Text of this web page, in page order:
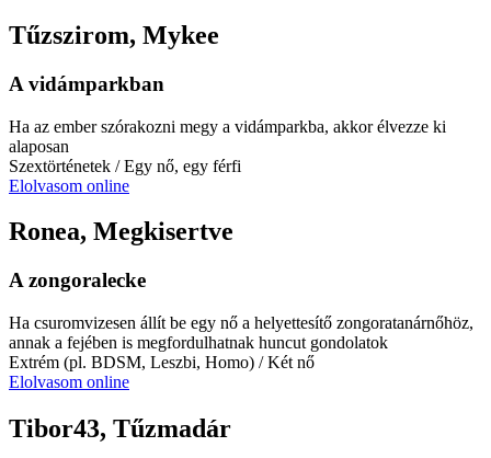
Tűzszirom, Mykee
A vidámparkban
Ha az ember szórakozni megy a vidámparkba, akkor élvezze ki
alaposan
Szextörténetek / Egy nő, egy férfi
Elolvasom online
Ronea, Megkisertve
A zongoralecke
Ha csuromvizesen állít be egy nő a helyettesítő zongoratanárnőhöz,
annak a fejében is megfordulhatnak huncut gondolatok
Extrém (pl. BDSM, Leszbi, Homo) / Két nő
Elolvasom online
Tibor43, Tűzmadár